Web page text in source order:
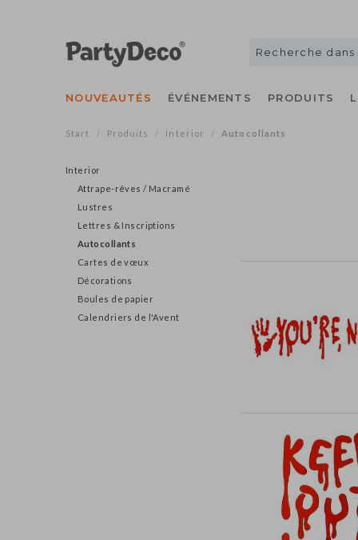
NOUVEAUTÉS ÉVÉNEMENTS PRODUITS
Start / Produits / Interior / Autocollants
Interior
Attrape-rêves / Macramé
Lustres
Lettres & Inscriptions
Autocollants
Cartes de vœux
Décorations
Boules de papier
Calendriers de l'Avent